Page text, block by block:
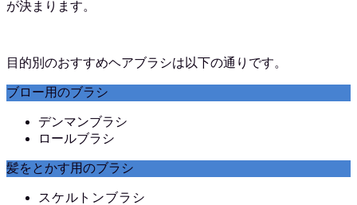
が決まります。
目的別のおすすめヘアブラシは以下の通りです。
ブロー用のブラシ
デンマンブラシ
ロールブラシ
髪をとかす用のブラシ
スケルトンブラシ